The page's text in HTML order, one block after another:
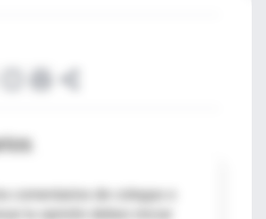
comentarios de colegas o